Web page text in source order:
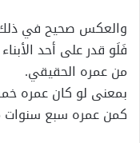
والعكس صحيح في
فَلَو قدر على أحد
من عمره الحقيقي.
بمعنى لو كان عمره
كمن عمره سبع سنوات